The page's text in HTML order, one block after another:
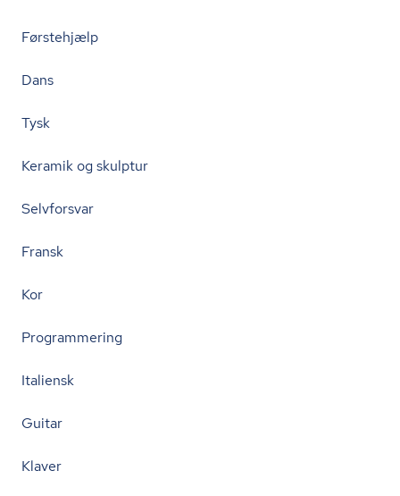
Førstehjælp
Dans
Tysk
Keramik og skulptur
Selvforsvar
Fransk
Kor
Programmering
Italiensk
Guitar
Klaver